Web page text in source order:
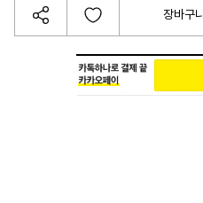
장바구니